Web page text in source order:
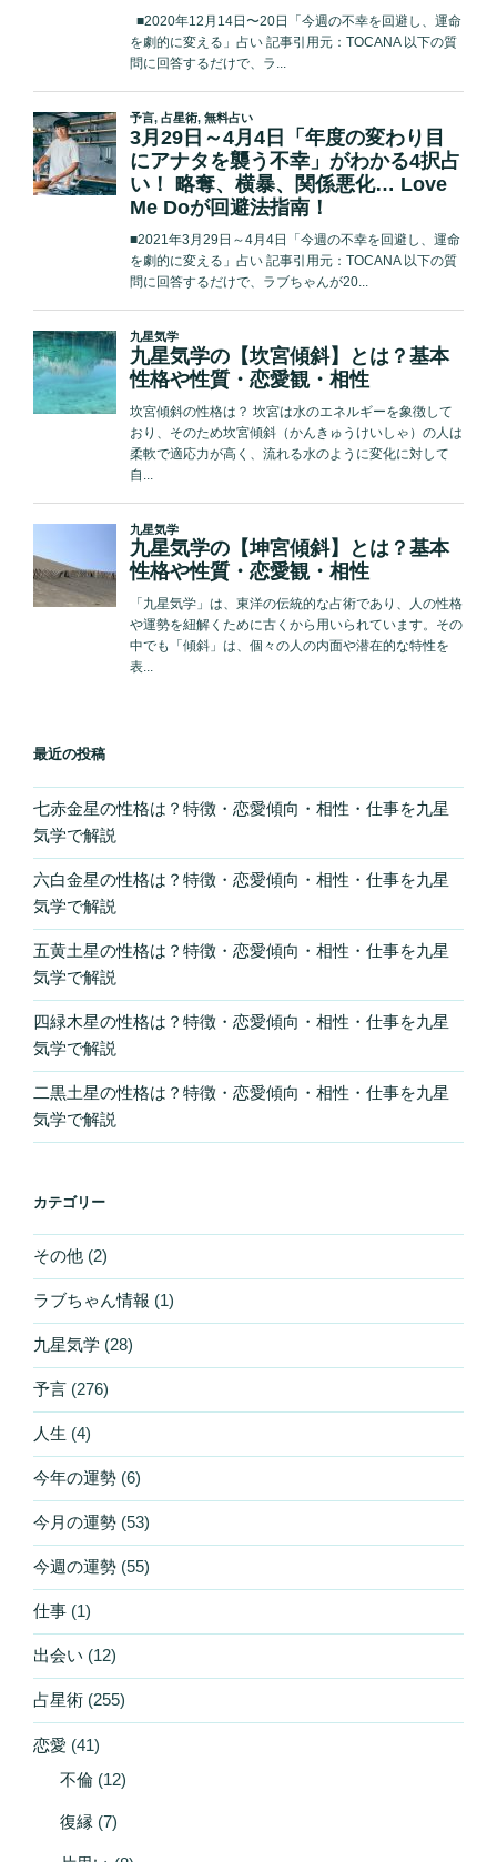
き
合
い
改
善
Love
Me
Do
が
イ
ス！”
最近の投稿
七赤金星の性格は？特徴・恋愛傾向・相性・仕事を九星
気学で解説
六白金星の性格は？特徴・恋愛傾向・相性・仕事を九星
気学で解説
五黄土星の性格は？特徴・恋愛傾向・相性・仕事を九星
気学で解説
四緑木星の性格は？特徴・恋愛傾向・相性・仕事を九星
気学で解説
二黒土星の性格は？特徴・恋愛傾向・相性・仕事を九星
気学で解説
カテゴリー
その他 (2)
ラブちゃん情報 (1)
九星気学 (28)
予言 (276)
人生 (4)
今年の運勢 (6)
今月の運勢 (53)
今週の運勢 (55)
仕事 (1)
出会い (12)
占星術 (255)
恋愛 (41)
不倫 (12)
復縁 (7)